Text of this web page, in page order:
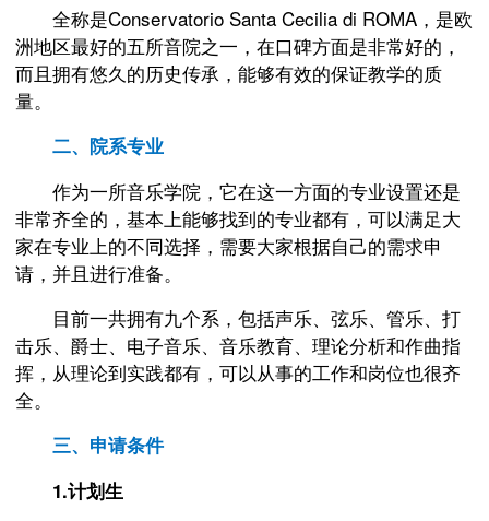
全称是Conservatorio Santa Cecilia di ROMA，是欧
洲地区最好的五所音院之一，在口碑方面是非常好的，
而且拥有悠久的历史传承，能够有效的保证教学的质
量。
二、院系专业
作为一所音乐学院，它在这一方面的专业设置还是
非常齐全的，基本上能够找到的专业都有，可以满足大
家在专业上的不同选择，需要大家根据自己的需求申
请，并且进行准备。
目前一共拥有九个系，包括声乐、弦乐、管乐、打
击乐、爵士、电子音乐、音乐教育、理论分析和作曲指
挥，从理论到实践都有，可以从事的工作和岗位也很齐
全。
三、申请条件
1.计划生